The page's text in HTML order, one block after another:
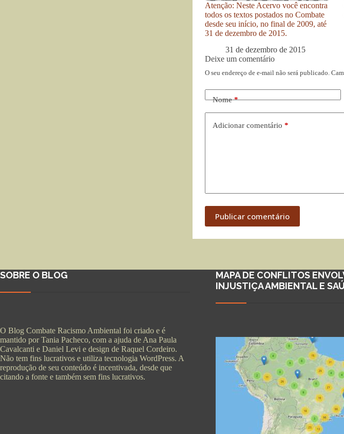
Atenção: Neste Acervo você encontra
todos os textos postados no Combate
desde seu início, no final de 2009, até
31 de dezembro de 2015.
31 de dezembro de 2015
Deixe um comentário
O seu endereço de e-mail não será publicado.
Nome*
Adicionar comentário *
Publicar comentário
SOBRE O BLOG
O Blog Combate Racismo Ambiental foi criado e é
mantido por Tania Pacheco, com a ajuda de Ana Paula
Cavalcanti e Daniel Levi e design de Raquel Cordeiro.
Não tem fins lucrativos e utiliza tecnologia WordPress. A
reprodução de seu conteúdo é incentivada, desde que
citando a fonte e também sem fins lucrativos.
MAPA DE CONFLITOS
INJUSTIÇA AMBIENTAL E